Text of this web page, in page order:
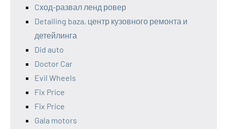
Cход-развал ленд ровер
Detailing baza, центр кузовного ремонта и
детейлинга
Did auto
Doctor Car
Evil Wheels
Fix Price
Fix Price
Gala motors